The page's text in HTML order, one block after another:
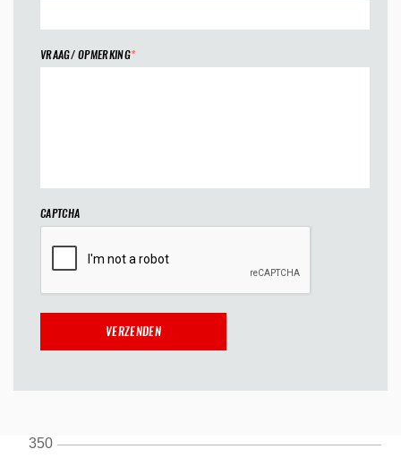
VRAAG/ OPMERKING*
CAPTCHA